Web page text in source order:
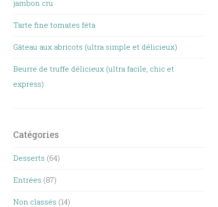
jambon cru
Tarte fine tomates féta
Gâteau aux abricots (ultra simple et délicieux)
Beurre de truffe délicieux (ultra facile, chic et
express)
Catégories
Desserts (64)
Entrées (87)
Non classés (14)